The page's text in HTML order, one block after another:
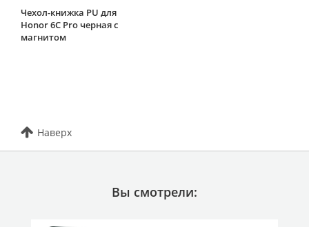
Чехол-книжка PU для
Honor 6C Pro черная с
магнитом
Наверх
Вы смотрели: